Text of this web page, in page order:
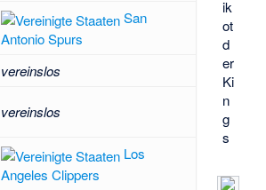
ik
ot
d
er
Ki
n
g
s
San
Antonio Spurs
vereinslos
vereinslos
Los
Angeles Clippers